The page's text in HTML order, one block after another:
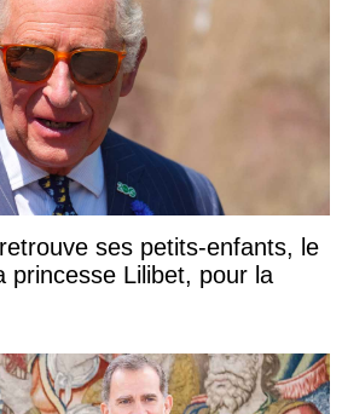
ses petits-enfants, le
princesse Lilibet, pour la